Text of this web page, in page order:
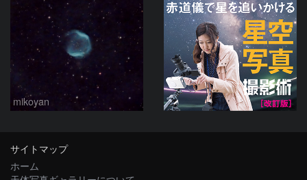
mikoyan
サイトマップ
ホーム